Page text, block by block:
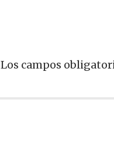
Los campos